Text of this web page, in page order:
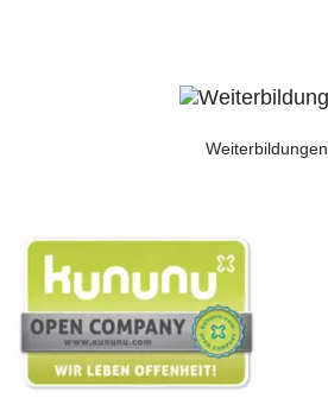
Weiterbildungen